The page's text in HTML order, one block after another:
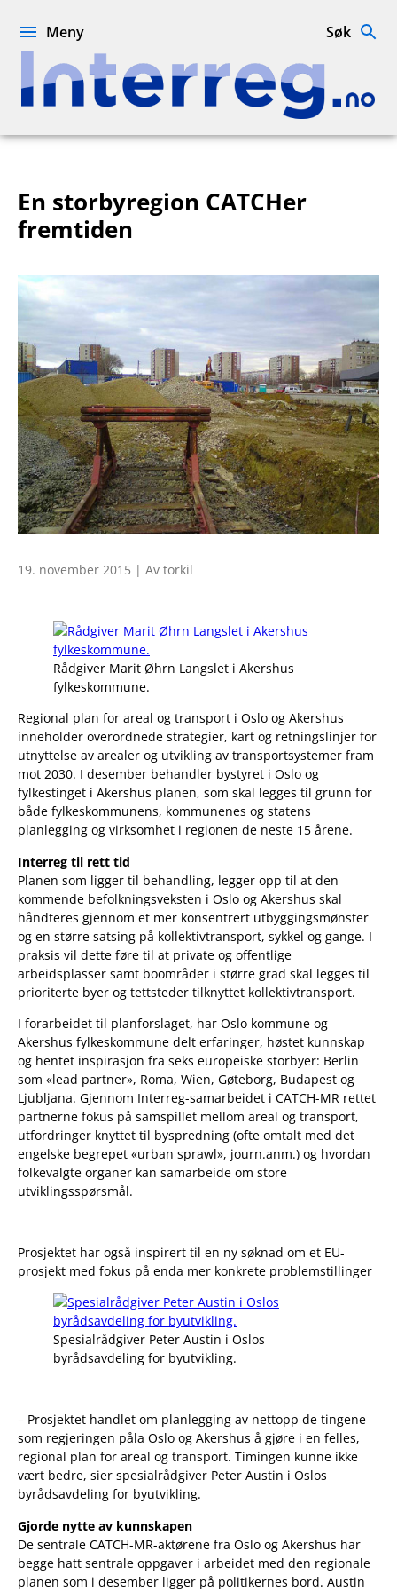
Interreg.no
Meny Søk
En storbyregion CATCHer
fremtiden
19. november 2015 | Av torkil
Rådgiver Marit Øhrn Langslet i Akershus
fylkeskommune.
Regional plan for areal og transport i Oslo og Akershus
inneholder overordnede strategier, kart og retningslinjer for
utnyttelse av arealer og utvikling av transportsystemer fram
mot 2030. I desember behandler bystyret i Oslo og
fylkestinget i Akershus planen, som skal legges til grunn for
både fylkeskommunens, kommunenes og statens
planlegging og virksomhet i regionen de neste 15 årene.
Interreg til rett tid
Planen som ligger til behandling, legger opp til at den
kommende befolkningsveksten i Oslo og Akershus skal
håndteres gjennom et mer konsentrert utbyggingsmønster
og en større satsing på kollektivtransport, sykkel og gange. I
praksis vil dette føre til at private og offentlige
arbeidsplasser samt boområder i større grad skal legges til
prioriterte byer og tettsteder tilknyttet kollektivtransport.
I forarbeidet til planforslaget, har Oslo kommune og
Akershus fylkeskommune delt erfaringer, høstet kunnskap
og hentet inspirasjon fra seks europeiske storbyer: Berlin
som «lead partner», Roma, Wien, Gøteborg, Budapest og
Ljubljana. Gjennom Interreg-samarbeidet i CATCH-MR rettet
partnerne fokus på samspillet mellom areal og transport,
utfordringer knyttet til byspredning (ofte omtalt med det
engelske begrepet «urban sprawl», journ.anm.) og hvordan
folkevalgte organer kan samarbeide om store
utviklingsspørsmål.
Prosjektet har også inspirert til en ny søknad om et EU-
prosjekt med fokus på enda mer konkrete problemstillinger
Spesialrådgiver Peter Austin i Oslos
byrådsavdeling for byutvikling.
– Prosjektet handlet om planlegging av nettopp de tingene
som regjeringen påla Oslo og Akershus å gjøre i en felles,
regional plan for areal og transport. Timingen kunne ikke
vært bedre, sier spesialrådgiver Peter Austin i Oslos
byrådsavdeling for byutvikling.
Gjorde nytte av kunnskapen
De sentrale CATCH-MR-aktørene fra Oslo og Akershus har
begge hatt sentrale oppgaver i arbeidet med den regionale
planen som i desember ligger på politikernes bord. Austin